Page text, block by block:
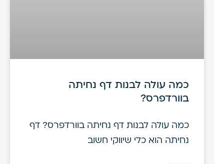
כמה עולה לבנות דף נחיתה
בוורדפרס?
כמה עולה לבנות דף נחיתה בוורדפרס? דף
נחיתה הוא כלי שיווקי חשוב